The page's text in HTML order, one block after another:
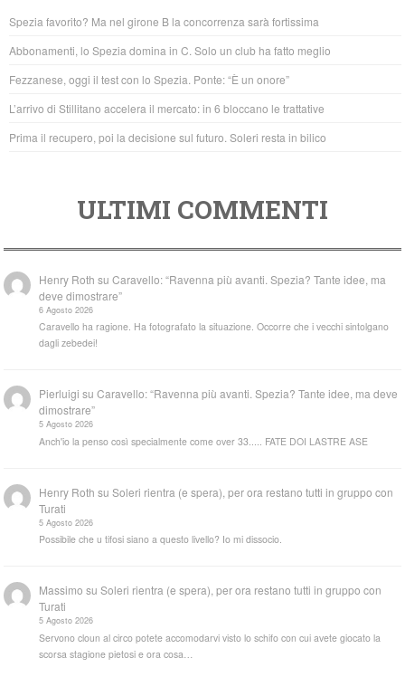
b
o
o
k
A
p
p
Spezia favorito? Ma nel girone B la concorrenza sarà fortissima
Abbonamenti, lo Spezia domina in C. Solo un club ha fatto meglio
Fezzanese, oggi il test con lo Spezia. Ponte: “È un onore”
L’arrivo di Stillitano accelera il mercato: in 6 bloccano le trattative
Prima il recupero, poi la decisione sul futuro. Soleri resta in bilico
ULTIMI COMMENTI
Henry Roth suCaravello: “Ravenna più avanti. Spezia? Tante idee, ma
deve dimostrare”
6 Agosto 2026
Caravello ha ragione. Ha fotografato la situazione. Occorre che i vecchi sintolgano
dagli zebedei!
Pierluigi suCaravello: “Ravenna più avanti. Spezia? Tante idee, ma deve
dimostrare”
5 Agosto 2026
Anch'io la penso così specialmente come over 33..... FATE DOI LASTRE ASE
Henry Roth suSoleri rientra (e spera), per ora restano tutti in gruppo con
Turati
5 Agosto 2026
Possibile che u tifosi siano a questo livello? Io mi dissocio.
Massimo suSoleri rientra (e spera), per ora restano tutti in gruppo con
Turati
5 Agosto 2026
Servono cloun al circo potete accomodarvi visto lo schifo con cui avete giocato la
scorsa stagione pietosi e ora cosa…